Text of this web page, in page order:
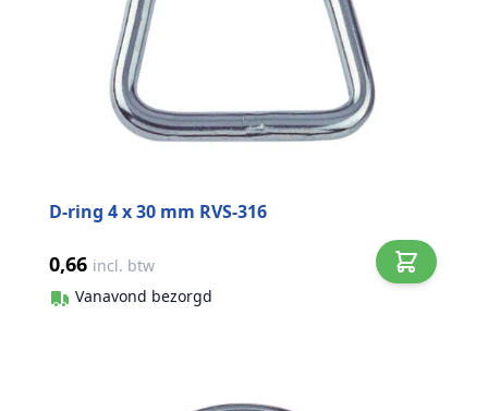
D-ring 4 x 30 mm RVS-316
0,66 incl. btw
Vanavond bezorgd